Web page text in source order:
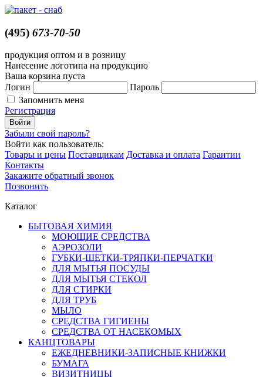
(495) 673-70-50
продукция оптом и в розницу
Нанесение логотипа на продукцию
Ваша корзина пуста
Логин
Пароль
Запомнить меня
Регистрация
Забыли свой пароль?
Войти как пользователь:
Товары и цены Поставщикам Доставка и оплата Гарантии
Контакты
Закажите обратный звонок
Позвонить
Каталог
БЫТОВАЯ ХИМИЯ
МОЮЩИЕ СРЕДСТВА
АЭРОЗОЛИ
ГУБКИ-ЩЕТКИ-ТРЯПКИ-ПЕРЧАТКИ
ДЛЯ МЫТЬЯ ПОСУДЫ
ДЛЯ МЫТЬЯ СТЕКОЛ
ДЛЯ СТИРКИ
ДЛЯ ТРУБ
МЫЛО
СРЕДСТВА ГИГИЕНЫ
СРЕДСТВА ОТ НАСЕКОМЫХ
КАНЦТОВАРЫ
ЕЖЕДНЕВНИКИ-ЗАПИСНЫЕ КНИЖКИ
БУМАГА
ВИЗИТНИЦЫ